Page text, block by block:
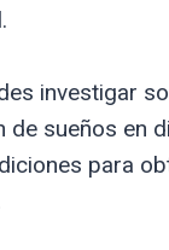
investigar
de sueños en
para